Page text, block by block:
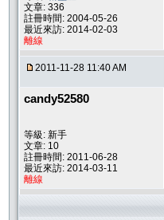
文章: 336
註冊時間: 2004-05-26
最近來訪: 2014-02-03
離線
2011-11-28 11:40 AM
candy52580
等級: 新手
文章: 10
註冊時間: 2011-06-28
最近來訪: 2014-03-11
離線